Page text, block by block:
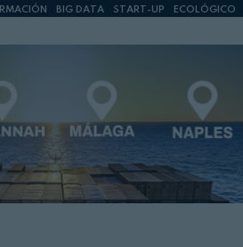
BIG DATA START-UP ECOLÓGICO